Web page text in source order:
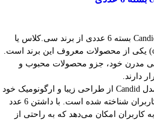
محصول خودکار سی.کلاس مدل Candid بسته 6 عددی از برند سی.کلاس یا
همان کریتورز کلاس (creators class) یکی از محصولات معروف این برند است.
مدرن خود، جزو محصولات محبوب و
دارند.
بسته 6 عددی خودکار سی.کلاس مدل Candid از طراحی زیبا و ارگونومیک خود
برای استفاده راحت و لذت‌بخش کاربران شناخته شده است. با داشتن 6 عدد
کاربران امکان می‌دهد که به راحتی از